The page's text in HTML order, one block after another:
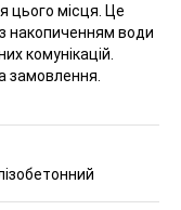
цього місця. Це
накопиченням води
комунікацій.
замовлення.